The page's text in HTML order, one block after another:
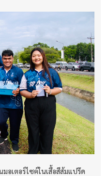
อเตอร์ไซค์ในเสื้อสีส้มแปร๊ด